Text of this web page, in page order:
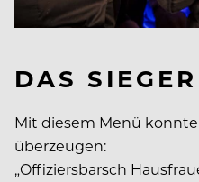
DAS
Mit diesem Menü
überzeugen:
„Offiziersbarsch